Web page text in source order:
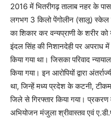
2016 में भितरीगढ़ तालाब नहर के
लगभग 3 किलो पेंगोलीन (सालू) स्केल
का शिकार कर वन्यप्राणी के शरीर
इंदल सिंह की निशानदेही पर अपराध में
किया गया था। जिसका परिवाद
किया गया। इन आरोपियों द्वारा
था, जिन्हें मध्य प्रदेश के कटनी,
जिले से गिरफ्तार किया गया। प्रकरण
अभियोजन मंजुला श्रीवास्तव एवं